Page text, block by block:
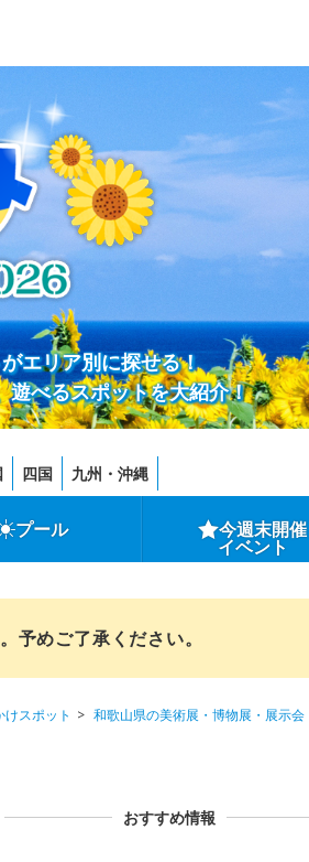
エリア別に探せる！
遊べるスポットを大紹介！
四国 九州・沖縄
プール 今週末開催
イベント
予めご了承ください。
スポット
和歌山県の美術展・博物展・展示会
おすすめ情報